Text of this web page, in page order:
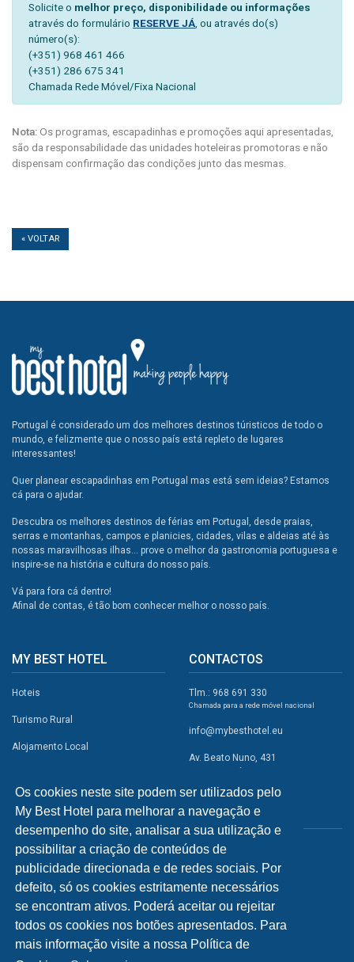
Os cookies neste site podem ser utilizados pelo
My Best Hotel para melhorar a navegação e
desempenho do site, analisar a sua utilização e
possibilitar a criação de conteúdos de
publicidade direcionada e de redes sociais. Por
defeito, só os cookies estritamente necessários
se encontram ativos. Poderá aceitar ou rejeitar
todos os cookies nos botões apresentados. Para
mais informação visite a nossa Política de
Solicite o melhor preço, disponibilidade ou informações
através do formulário RESERVE JÁ, ou através do(s)
número(s):
(+351) 968 461 466
(+351) 286 675 341
Chamada Rede Móvel/Fixa Nacional
Nota:Os programas, escapadinhas e promoções aqui apresentadas,
são da responsabilidade das unidades hoteleiras promotoras e não
dispensam confirmação das condições junto das mesmas.
« VOLTAR
Portugal é considerado um dos melhores destinos túristicos de todo o
mundo, e felizmente que o nosso país está repleto de lugares
interessantes!
Quer planear escapadinhas em Portugal mas está sem ideias? Estamos
cá para o ajudar.
Descubra os melhores destinos de férias em Portugal, desde praias,
serras e montanhas, campos e planicies, cidades, vilas e aldeias até às
nossas maravilhosas ilhas... prove o melhor da gastronomia portuguesa e
inspire-se na história e cultura do nosso país.
Vá para fora cá dentro!
Afinal de contas, é tão bom conhecer melhor o nosso país.
MY BEST HOTEL
Hoteis
Turismo Rural
Alojamento Local
Atividades
Restaurantes
A Visitar
INFORMAÇÕES
CONTACTOS
Tlm.: 968 691 330
Chamada para a rede móvel nacional
info@mybesthotel.eu
Av. Beato Nuno, 431
REDES SOCIAIS